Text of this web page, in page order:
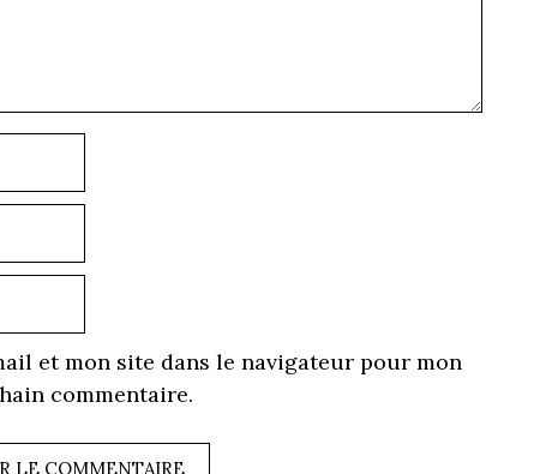
et mon site dans le navigateur pour mon
commentaire.